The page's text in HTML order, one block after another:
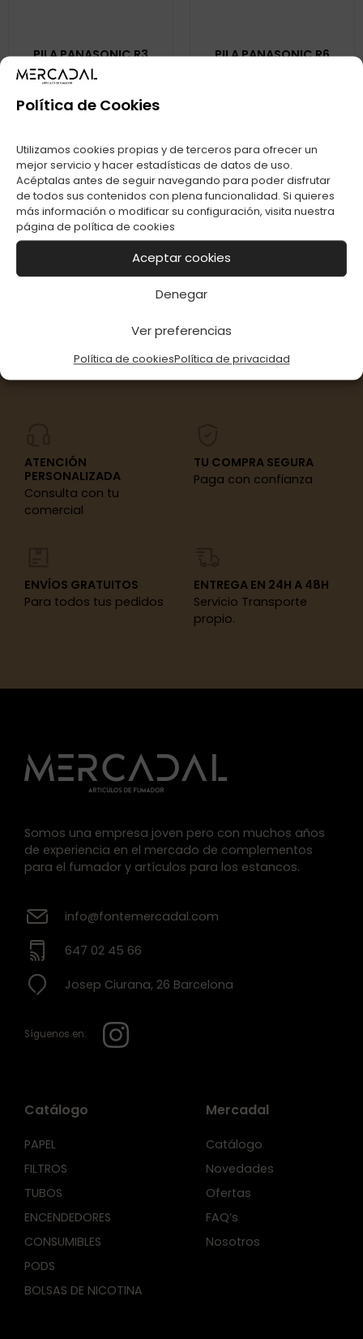
Política de Cookies
Utilizamos cookies propias y de terceros para ofrecer un
mejor servicio y hacer estadísticas de datos de uso.
Acéptalas antes de seguir navegando para poder disfrutar
de todos sus contenidos con plena funcionalidad. Si quieres
más información o modificar su configuración, visita nuestra
página de política de cookies
Aceptar cookies
Denegar
Ver preferencias
Política de cookiesPolítica de privacidad
PILA PANASONIC R3
AAA C-12
Ver
PILA PANASONIC R6
PILAS
ATENCIÓN
PERSONALIZADA
Consulta con tu
comercial
TU COMPRA SEGURA
Paga con confianza
ENVÍOS GRATUITOS
Para todos tus pedidos
ENTREGA EN 24H A 48H
Servicio Transporte
propio.
Somos una empresa joven pero con muchos años
de experiencia en el mercado de complementos
para el fumador y artículos para los estancos.
info@fontemercadal.com
647 02 45 66
Josep Ciurana, 26 Barcelona
Síguenos en:
Catálogo
PAPEL
FILTROS
TUBOS
ENCENDEDORES
CONSUMIBLES
PODS
BOLSAS DE NICOTINA
Mercadal
Catálogo
Novedades
Ofertas
FAQ’s
Nosotros